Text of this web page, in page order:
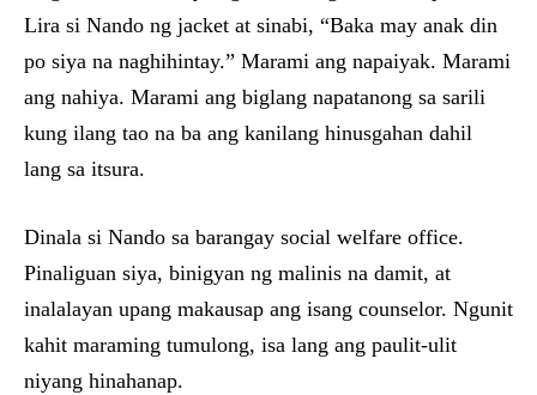
Lira si Nando ng jacket at sinabi, “Baka may anak din
po siya na naghihintay.” Marami ang napaiyak. Marami
ang nahiya. Marami ang biglang napatanong sa sarili
kung ilang tao na ba ang kanilang hinusgahan dahil
lang sa itsura.
Dinala si Nando sa barangay social welfare office.
Pinaliguan siya, binigyan ng malinis na damit, at
inalalayan upang makausap ang isang counselor. Ngunit
kahit maraming tumulong, isa lang ang paulit-ulit
niyang hinahanap.